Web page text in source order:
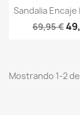
Vista
Sandalia Encaje
69,95 €
Mostrando 1-2
Nombre de la